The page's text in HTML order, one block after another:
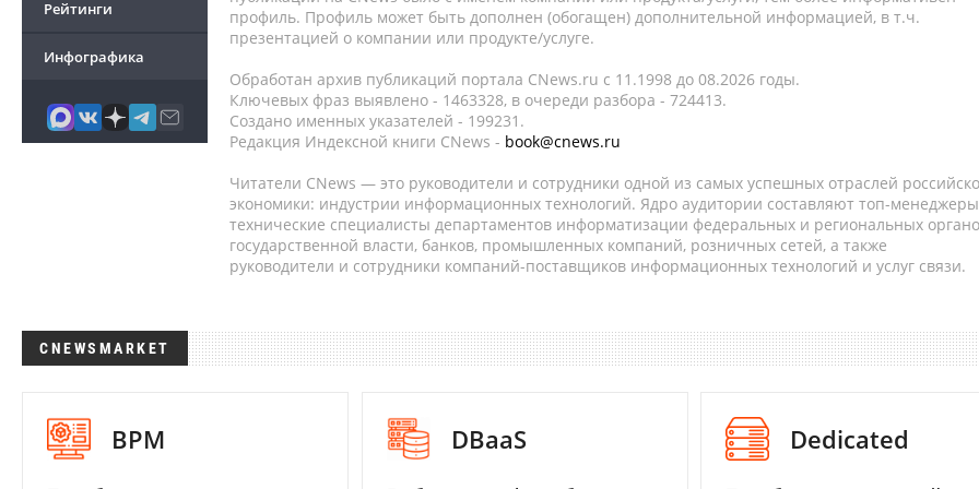
Рейтинги
Инфографика
профиль. Профиль может быть дополнен (обогащен) дополнительной информацией, в т.ч.
презентацией о компании или продукте/услуге.
Обработан архив публикаций портала CNews.ru c 11.1998 до 08.2026 годы.
Ключевых фраз выявлено - 1463328, в очереди разбора - 724413.
Создано именных указателей - 199231.
Редакция Индексной книги CNews - book@cnews.ru
Читатели CNews — это руководители и сотрудники одной из самых успешных отраслей
экономики: индустрии информационных технологий. Ядро аудитории составляют топ-
технические специалисты департаментов информатизации федеральных и региональных
государственной власти, банков, промышленных компаний, розничных сетей, а также
руководители и сотрудники компаний-поставщиков информационных технологий и услуг связи.
CNEWSMARKET
BPM DBaaS Dedicated